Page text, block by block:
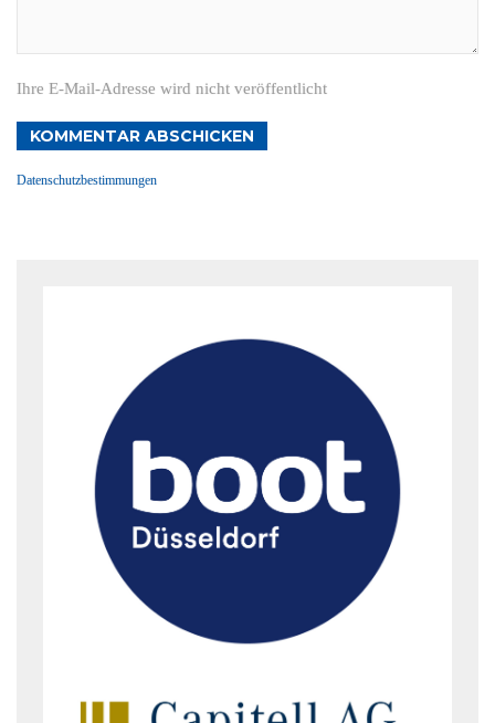
Ihre E-Mail-Adresse wird nicht veröffentlicht
KOMMENTAR ABSCHICKEN
Datenschutzbestimmungen